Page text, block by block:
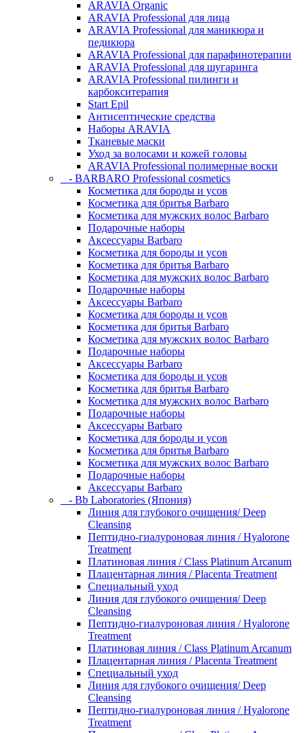
ARAVIA Organic
ARAVIA Professional для лица
ARAVIA Professional для маникюра и
педикюра
ARAVIA Professional для парафинотерапии
ARAVIA Professional для шугаринга
ARAVIA Professional пилинги и
карбокситерапия
Start Epil
Антисептические средства
Наборы ARAVIA
Тканевые маски
Уход за волосами и кожей головы
ARAVIA Professional полимерные воски
- BARBARO Professional cosmetics
Косметика для бороды и усов
Косметика для бритья Barbaro
Косметика для мужских волос Barbaro
Подарочные наборы
Аксессуары Barbaro
Косметика для бороды и усов
Косметика для бритья Barbaro
Косметика для мужских волос Barbaro
Подарочные наборы
Аксессуары Barbaro
Косметика для бороды и усов
Косметика для бритья Barbaro
Косметика для мужских волос Barbaro
Подарочные наборы
Аксессуары Barbaro
Косметика для бороды и усов
Косметика для бритья Barbaro
Косметика для мужских волос Barbaro
Подарочные наборы
Аксессуары Barbaro
Косметика для бороды и усов
Косметика для бритья Barbaro
Косметика для мужских волос Barbaro
Подарочные наборы
Аксессуары Barbaro
- Bb Laboratories (Япония)
Линия для глубокого очищения/ Deep
Cleansing
Пептидно-гиалуроновая линия / Hyalorone
Treatment
Платиновая линия / Class Platinum Arcanum
Плацентарная линия / Placenta Treatment
Специальный уход
Линия для глубокого очищения/ Deep
Cleansing
Пептидно-гиалуроновая линия / Hyalorone
Treatment
Платиновая линия / Class Platinum Arcanum
Плацентарная линия / Placenta Treatment
Специальный уход
Линия для глубокого очищения/ Deep
Cleansing
Пептидно-гиалуроновая линия / Hyalorone
Treatment